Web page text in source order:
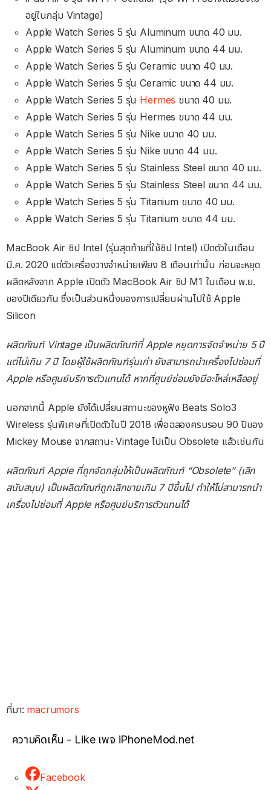
อยู่ในกลุ่ม Vintage)
Apple Watch Series 5 รุ่น Aluminum ขนาด 40 มม.
Apple Watch Series 5 รุ่น Aluminum ขนาด 44 มม.
Apple Watch Series 5 รุ่น Ceramic ขนาด 40 มม.
Apple Watch Series 5 รุ่น Ceramic ขนาด 44 มม.
Apple Watch Series 5 รุ่น Hermes ขนาด 40 มม.
Apple Watch Series 5 รุ่น Hermes ขนาด 44 มม.
Apple Watch Series 5 รุ่น Nike ขนาด 40 มม.
Apple Watch Series 5 รุ่น Nike ขนาด 44 มม.
Apple Watch Series 5 รุ่น Stainless Steel ขนาด 40 มม.
Apple Watch Series 5 รุ่น Stainless Steel ขนาด 44 มม.
Apple Watch Series 5 รุ่น Titanium ขนาด 40 มม.
Apple Watch Series 5 รุ่น Titanium ขนาด 44 มม.
MacBook Air ชิป Intel (รุ่นสุดท้ายที่ใช้ชิป Intel) เปิดตัวในเดือน
มี.ค. 2020 แต่ตัวเครื่องวางจำหน่ายเพียง 8 เดือนเท่านั้น ก่อนจะหยุด
ผลิตหลังจาก Apple เปิดตัว MacBook Air ชิป M1 ในเดือน พ.ย.
ของปีเดียวกัน ซึ่งเป็นส่วนหนึ่งของการเปลี่ยนผ่านไปใช้ Apple
Silicon
ผลิตภัณฑ์ Vintage เป็นผลิตภัณฑ์ที่ Apple หยุดการจัดจำหน่าย 5 ปี
แต่ไม่เกิน 7 ปี โดยผู้ใช้ผลิตภัณฑ์รุ่นเก่า ยังสามารถนำเครื่องไปซ่อมที่
Apple หรือศูนย์บริการตัวแทนได้ หากที่ศูนย์ซ่อมยังมีอะไหล่เหลืออยู่
นอกจากนี้ Apple ยังได้เปลี่ยนสถานะของหูฟัง Beats Solo3
Wireless รุ่นพิเศษที่เปิดตัวในปี 2018 เพื่อฉลองครบรอบ 90 ปีของ
Mickey Mouse จากสถานะ Vintage ไปเป็น Obsolete แล้วเช่นกัน
ผลิตภัณฑ์ Apple ที่ถูกจัดกลุ่มให้เป็นผลิตภัณฑ์ “Obsolete” (เลิก
สนับสนุน) เป็นผลิตภัณฑ์ถูกเลิกขายเกิน 7 ปีขึ้นไป ทำให้ไม่สามารถนำ
เครื่องไปซ่อมที่ Apple หรือศูนย์บริการตัวแทนได้
ที่มา: macrumors
ความคิดเห็น - Like เพจ iPhoneMod.net
Facebook